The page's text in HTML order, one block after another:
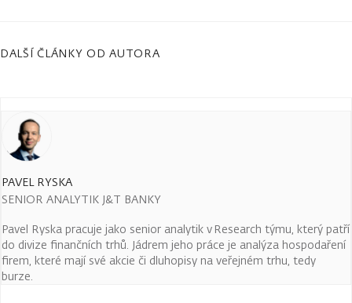
DALŠÍ ČLÁNKY OD AUTORA
PAVEL RYSKA
SENIOR ANALYTIK J&T BANKY
Pavel Ryska pracuje jako senior analytik v Research týmu, který patří
do divize finančních trhů. Jádrem jeho práce je analýza hospodaření
firem, které mají své akcie či dluhopisy na veřejném trhu, tedy
burze.